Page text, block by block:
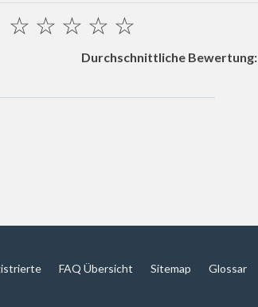
☆
☆
☆
☆
☆
Durchschnittliche Bewertung:
FAQ Übersicht Sitemap Glossar